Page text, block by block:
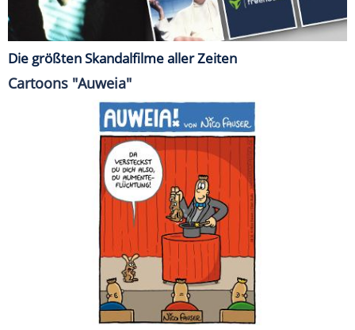
Die größten Skandalfilme aller Zeiten
Cartoons "Auweia"